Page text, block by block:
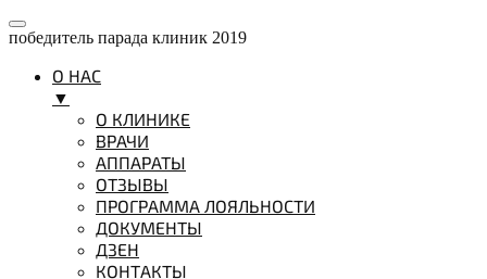
победитель парада клиник 2019
О НАС
▼
О КЛИНИКЕ
ВРАЧИ
АППАРАТЫ
ОТЗЫВЫ
ПРОГРАММА ЛОЯЛЬНОСТИ
ДОКУМЕНТЫ
ДЗЕН
КОНТАКТЫ